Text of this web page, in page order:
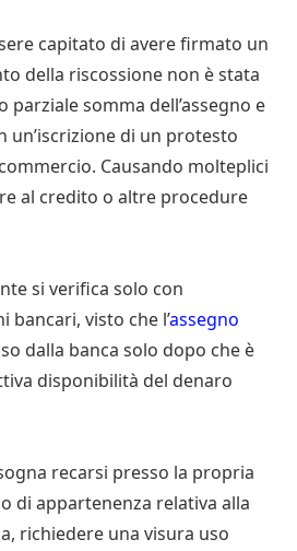
capitato di avere firmato un
della riscossione non è stata
parziale somma dell’assegno e
un’iscrizione di un protesto
Causando molteplici
al credito o altre procedure
si verifica solo con
bancari, visto che l’assegno
dalla banca solo dopo che è
disponibilità del denaro
recarsi presso la propria
di appartenenza relativa alla
richiedere una visura uso